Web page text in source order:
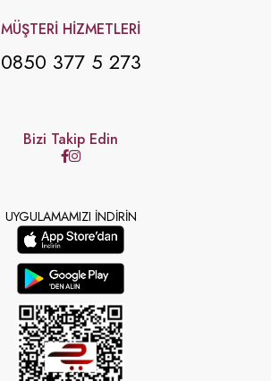
MÜŞTERİ HİZMETLERİ
0850 377 5 273
Bizi Takip Edin
UYGULAMAMIZI İNDİRİN